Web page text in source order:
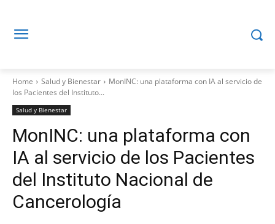
Home Salud y Bienestar
MonINC: una plataforma con IA al servicio de
los Pacientes del Instituto...
Salud y Bienestar
MonINC: una plataforma con
IA al servicio de los Pacientes
del Instituto Nacional de
Cancerología